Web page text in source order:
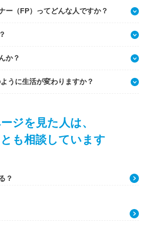
ー（FP）ってどんな人ですか？
か？
うに生活が変わりますか？
ジを見た人は、
も相談しています
？